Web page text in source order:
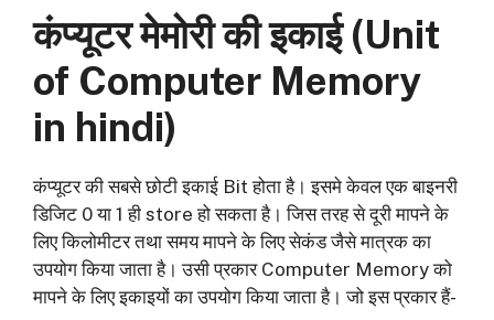
कंप्यूटर मेमोरी की इकाई (Unit
of Computer Memory
in hindi)
कंप्यूटर की सबसे छोटी इकाई Bit होता है। इसमे केवल एक बाइनरी
डिजिट 0 या 1 ही store हो सकता है। जिस तरह से दूरी मापने के
लिए किलोमीटर तथा समय मापने के लिए सेकंड जैसे मात्रक का
उपयोग किया जाता है। उसी प्रकार Computer Memory को
मापने के लिए इकाइयों का उपयोग किया जाता है। जो इस प्रकार हैं-